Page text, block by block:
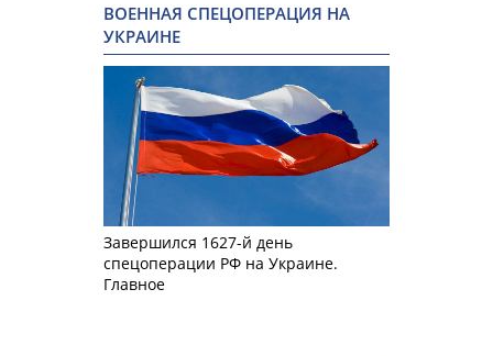
ВОЕННАЯ СПЕЦОПЕРАЦИЯ НА
УКРАИНЕ
Завершился 1627-й день
спецоперации РФ на Украине.
Главное